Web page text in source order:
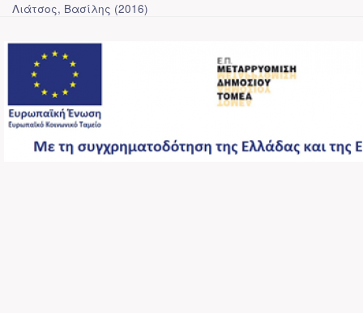
Λιάτσος, Βασίλης (2016)